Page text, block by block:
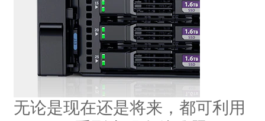
无论是现在还是将来，都可利用